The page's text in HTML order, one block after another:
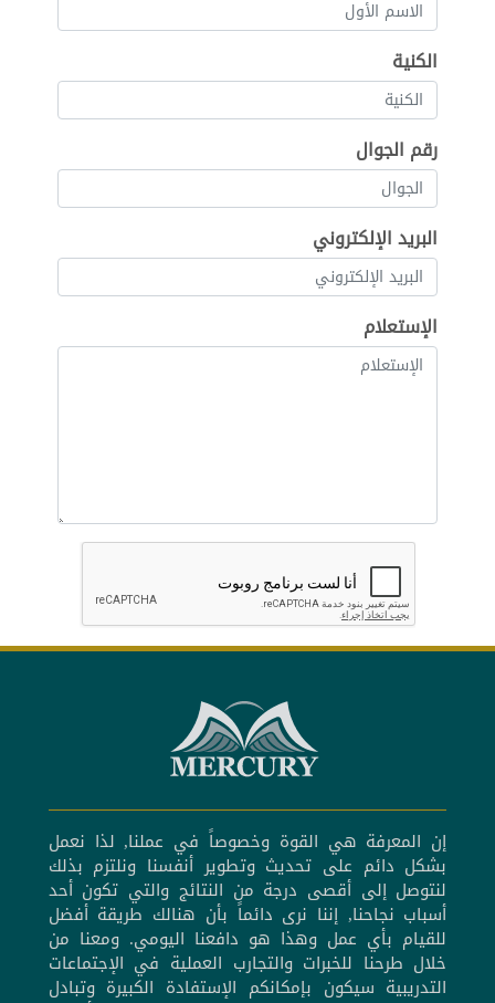
الكنية
رقم الجوال
البريد الإلكتروني
الإستعلام
إن المعرفة هي القوة وخصوصاً في عملنا, لذا نعمل
بشكل دائم على تحديث وتطوير أنفسنا ونلتزم بذلك
لنتوصل إلى أقصى درجة من النتائج والتي تكون أحد
أسباب نجاحنا, إننا نرى دائماً بأن هنالك طريقة أفضل
للقيام بأي عمل وهذا هو دافعنا اليومي. ومعنا من
خلال طرحنا للخبرات والتجارب العملية في الإجتماعات
التدريبية سيكون بإمكانكم الإستفادة الكبيرة وتبادل